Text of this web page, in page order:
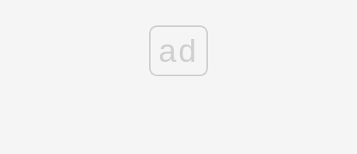
ad